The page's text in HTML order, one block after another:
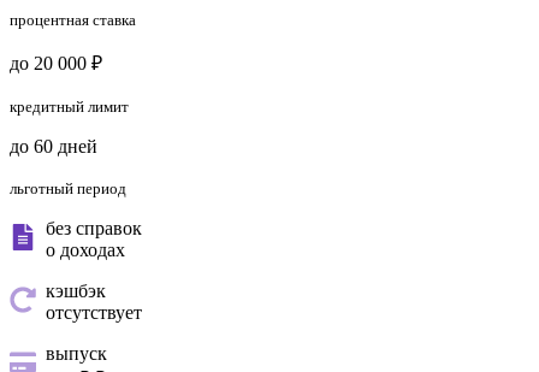
процентная ставка
до 20 000 ₽
кредитный лимит
до 60 дней
льготный период
без справок
о доходах
кэшбэк
отсутствует
выпуск